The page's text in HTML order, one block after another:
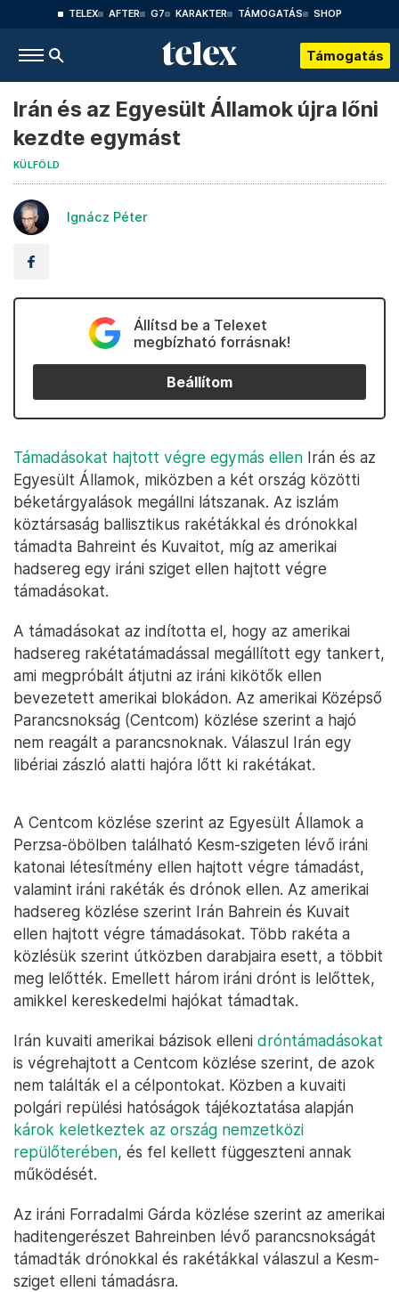
TELEX AFTER G7 KARAKTER TÁMOGATÁS SHOP
Támogatás
Irán és az Egyesült Államok újra lőni
kezdte egymást
KÜLFÖLD
Ignácz Péter
Állítsd be a Telexet
megbízható forrásnak!
Beállítom
Támadásokat hajtott végre egymás ellen Irán és az
Egyesült Államok, miközben a két ország közötti
béketárgyalások megállni látszanak. Az iszlám
köztársaság ballisztikus rakétákkal és drónokkal
támadta Bahreint és Kuvaitot, míg az amerikai
hadsereg egy iráni sziget ellen hajtott végre
támadásokat.
A támadásokat az indította el, hogy az amerikai
hadsereg rakétatámadással megállított egy tankert,
ami megpróbált átjutni az iráni kikötők ellen
bevezetett amerikai blokádon. Az amerikai Középső
Parancsnokság (Centcom) közlése szerint a hajó
nem reagált a parancsnoknak. Válaszul Irán egy
libériai zászló alatti hajóra lőtt ki rakétákat.
A Centcom közlése szerint az Egyesült Államok a
Perzsa-öbölben található Kesm-szigeten lévő iráni
katonai létesítmény ellen hajtott végre támadást,
valamint iráni rakéták és drónok ellen. Az amerikai
hadsereg közlése szerint Irán Bahrein és Kuvait
ellen hajtott végre támadásokat. Több rakéta a
közlésük szerint útközben darabjaira esett, a többit
meg lelőtték. Emellett három iráni drónt is lelőttek,
amikkel kereskedelmi hajókat támadtak.
Irán kuvaiti amerikai bázisok elleni dróntámadásokat
is végrehajtott a Centcom közlése szerint, de azok
nem találták el a célpontokat. Közben a kuvaiti
polgári repülési hatóságok tájékoztatása alapján
károk keletkeztek az ország nemzetközi
repülőterében, és fel kellett függeszteni annak
működését.
Az iráni Forradalmi Gárda közlése szerint az amerikai
haditengerészet Bahreinben lévő parancsnokságát
támadták drónokkal és rakétákkal válaszul a Kesm-
sziget elleni támadásra.